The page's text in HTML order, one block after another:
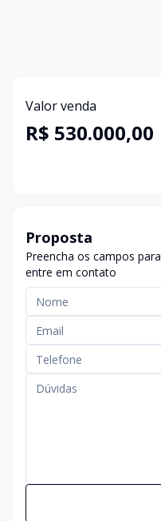
Valor venda
R$ 530.000,00
Proposta
Preencha os campos
entre em contato